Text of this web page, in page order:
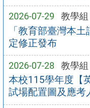
2026-07-29 教學組
「教育部臺灣本
定修正發布
2026-07-28 教學組
本校115學年度【
試場配置圖及應考